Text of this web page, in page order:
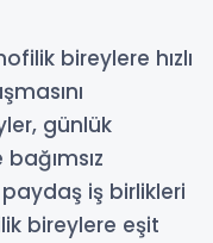
bireylere hızlı
günlük
iş birlikleri
bireylere eşit